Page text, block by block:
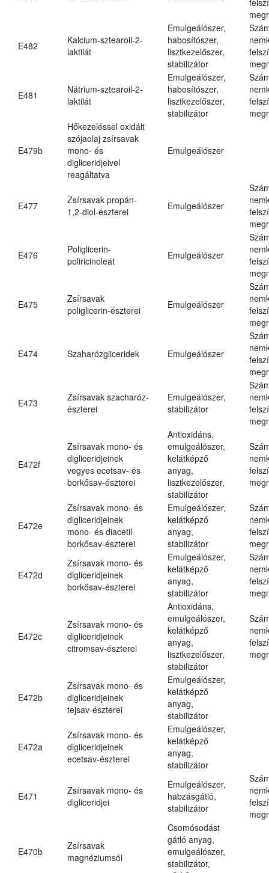
E482
Kalcium-sztearoil-2-
laktilát
Emulgeálószer,
habosítószer,
lisztkezelőszer,
stabilizátor
E481
Nátrium-sztearoil-2-
laktilát
Emulgeálószer,
habosítószer,
lisztkezelőszer,
stabilizátor
E479b
Hőkezeléssel oxidált
szójaolaj zsírsavak
mono- és
digliceridjeivel
reagáltatva
Emulgeálószer
E477
Zsírsavak propán-
1,2-diol-észterei
Emulgeálószer
E476
Poliglicerin-
poliricinoleát
Emulgeálószer
E475
Zsírsavak
poliglicerin-észterei
Emulgeálószer
E474 Szaharózgliceridek Emulgeálószer
E473
Zsírsavak szacharóz-
észterei
Emulgeálószer,
stabilizátor
E472f
Zsírsavak mono- és
digliceridjeinek
vegyes ecetsav- és
borkősav-észterei
Antioxidáns,
emulgeálószer,
kelátképző
anyag,
lisztkezelőszer,
stabilizátor
E472e
Zsírsavak mono- és
digliceridjeinek
mono- és diacetil-
borkősav-észterei
Emulgeálószer,
kelátképző
anyag,
stabilizátor
E472d
Zsírsavak mono- és
digliceridjeinek
borkősav-észterei
Emulgeálószer,
kelátképző
anyag,
stabilizátor
E472c
Zsírsavak mono- és
digliceridjeinek
citromsav-észterei
Antioxidáns,
emulgeálószer,
kelátképző
anyag,
lisztkezelőszer,
stabilizátor
E472b
Zsírsavak mono- és
digliceridjeinek
tejsav-észterei
Emulgeálószer,
kelátképző
anyag,
stabilizátor
E472a
Zsírsavak mono- és
digliceridjeinek
ecetsav-észterei
Emulgeálószer,
kelátképző
anyag,
stabilizátor
E471
Zsírsavak mono- és
digliceridjei
Emulgeálószer,
habzásgátló,
stabilizátor
E470b
Zsírsavak
magnéziumsói
Csomósodást
gátló anyag,
emulgeálószer,
stabilizátor,